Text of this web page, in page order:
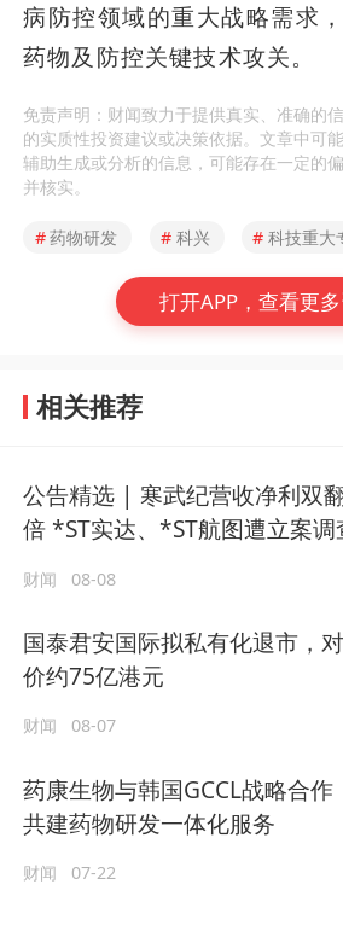
病防控领域的重大战略需求
药物及防控关键技术攻关。
免责声明：财闻致力于提供真实、准确的
的实质性投资建议或决策依据。文章中可
辅助生成或分析的信息，可能存在一定的
并核实。
#药物研发 # 科兴 # 科技重大
打开APP，查看更
相关推荐
公告精选 | 寒武纪营收净利双
倍 *ST实达、*ST航图遭立案调
财闻 08-08
国泰君安国际拟私有化退市，对
价约75亿港元
财闻 08-07
药康生物与韩国GCCL战略合作
共建药物研发一体化服务
财闻 07-22